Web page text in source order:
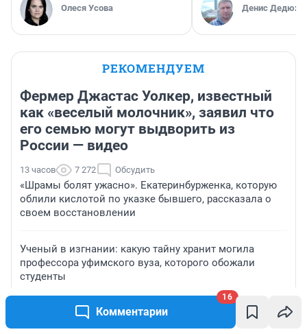
Комментарии
16
Олеся Усова Денис
РЕКОМЕНДУЕМ
Фермер Джастас Уолкер, известный
как «веселый молочник», заявил что
его семью могут выдворить из
России — видео
13 часов 7 272 Обсудить
«Шрамы болят ужасно». Екатеринбурженка, которую
облили кислотой по указке бывшего, рассказала о
своем восстановлении
Ученый в изгнании: какую тайну хранит могила
профессора уфимского вуза, которого обожали
студенты
«Выглядит, будто сейчас развалится»: ребенка из
Австралии шокировало состояние зданий в